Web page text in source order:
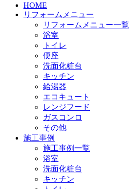
HOME
リフォームメニュー
リフォームメニュー一覧
浴室
トイレ
便座
洗面化粧台
キッチン
給湯器
エコキュート
レンジフード
ガスコンロ
その他
施工事例
施工事例一覧
浴室
洗面化粧台
キッチン